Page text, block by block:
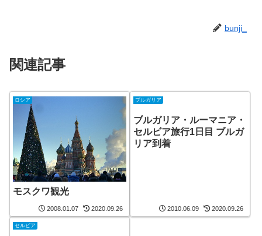
bunji_
関連記事
ロシア
モスクワ観光
2008.01.07 2020.09.26
ブルガリア
ブルガリア・ルーマニア・
セルビア旅行1日目 ブルガ
リア到着
2010.06.09 2020.09.26
セルビア